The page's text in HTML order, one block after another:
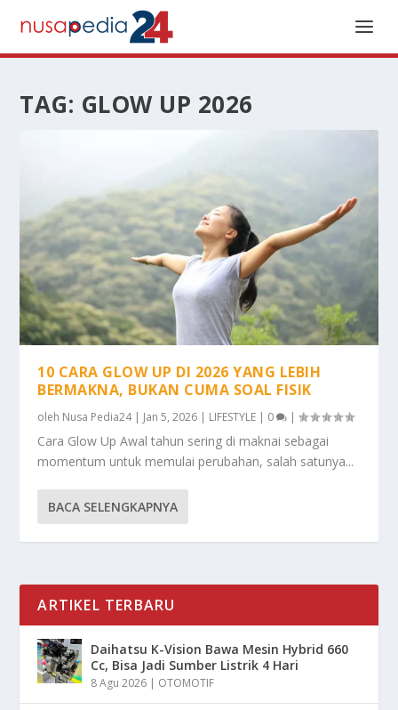
TAG: GLOW UP 2026
10 CARA GLOW UP DI 2026 YANG LEBIH
BERMAKNA, BUKAN CUMA SOAL FISIK
oleh Nusa Pedia24| Jan 5, 2026 | LIFESTYLE | 0 |
Cara Glow Up Awal tahun sering di maknai sebagai
momentum untuk memulai perubahan, salah satunya...
BACA SELENGKAPNYA
ARTIKEL TERBARU
Daihatsu K-Vision Bawa Mesin Hybrid 660
Cc, Bisa Jadi Sumber Listrik 4 Hari
8 Agu 2026 | OTOMOTIF